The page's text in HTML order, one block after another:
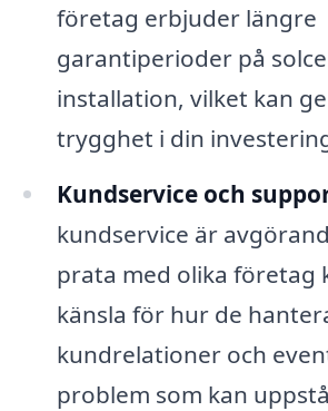
företag erbjuder längre
garantiperioder på
installation, vilket kan
trygghet i din
Kundservice och
kundservice är
prata med olika företag
känsla för hur de
kundrelationer och
problem som kan